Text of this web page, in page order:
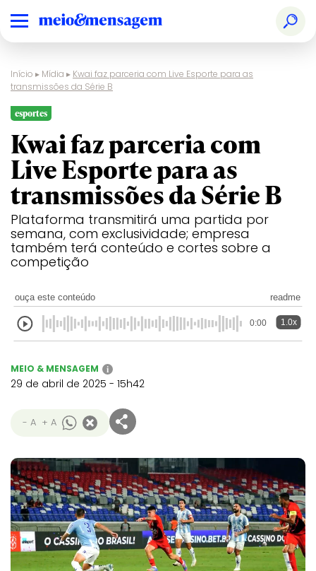
Início ▸ Mídia ▸ Kwai faz parceria com Live Esporte para as
transmissões da Série B
esportes
Kwai faz parceria com
Live Esporte para as
transmissões da Série B
Plataforma transmitirá uma partida por
semana, com exclusividade; empresa
também terá conteúdo e cortes sobre a
competição
ouça este conteúdo readme
0:00 1.0x
MEIO & MENSAGEM i
29 de abril de 2025 - 15h42
- A + A